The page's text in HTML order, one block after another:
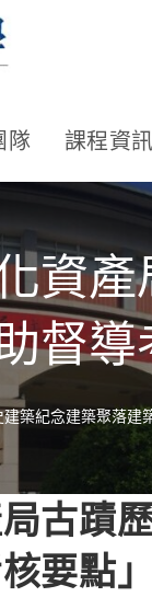
隊 課程資訊
資
督
築紀念建築聚落
古蹟
要點」